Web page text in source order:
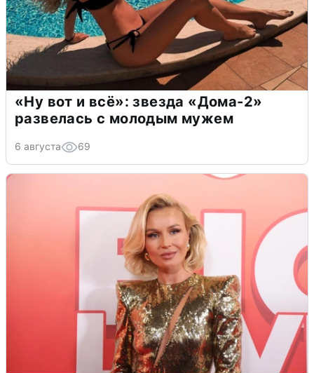
«Ну вот и всё»: звезда «Дома-2»
развелась с молодым мужем
6 августа 69